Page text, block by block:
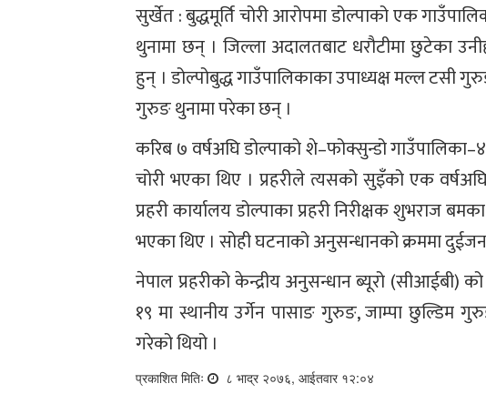
सुर्खेत : बुद्धमूर्ति चोरी आरोपमा डोल्पाको एक
थुनामा छन् । जिल्ला अदालतबाट धरौटीमा छुटेका
हुन् । डोल्पोबुद्ध गाउँपालिकाका उपाध्यक्ष मल्ल टसी
गुरुङ थुनामा परेका छन् ।
करिब ७ वर्षअघि डोल्पाको शे–फोक्सुन्डो
चोरी भएका थिए । प्रहरीले त्यसको सुइँको एक
प्रहरी कार्यालय डोल्पाका प्रहरी निरीक्षक शुभराज
भएका थिए । सोही घटनाको अनुसन्धानको क्रममा
नेपाल प्रहरीको केन्द्रीय अनुसन्धान ब्यूरो (सीआईबी)
१९ मा स्थानीय उर्गेन पासाङ गुरुङ, जाम्पा छुल्डिम
गरेको थियो ।
प्रकाशित मितिः ८ भाद्र २०७६, आईतवार १२:०४